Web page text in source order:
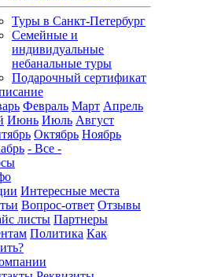
Туры в Санкт-Петербург
Семейные и
индивидуальные
небанальные туры
Подарочный сертификат
Февраль Март Апрель
Июнь Июль Август
Октябрь Ноябрь
- Все -
Интересные места
Вопрос-ответ Отзывы
листы Партнеры
Политика Как